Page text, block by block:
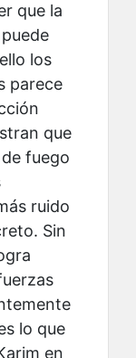
que la
los
parece
que
fuego
ruido
Sin
lo que
en